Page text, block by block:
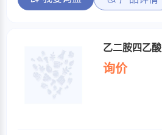
乙二胺四乙酸
询价